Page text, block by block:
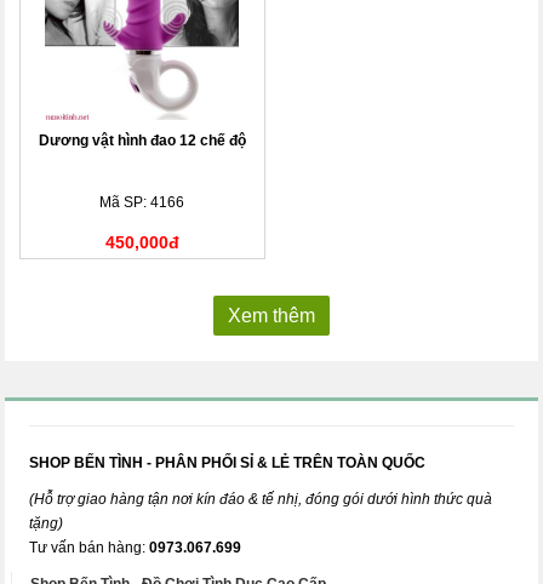
Dương vật hình đao 12 chế độ
Mã SP: 4166
450,000đ
Xem thêm
SHOP BẾN TÌNH - PHÂN PHỐI SỈ & LẺ TRÊN TOÀN QUỐC
(Hỗ trợ giao hàng tận nơi kín đáo & tế nhị, đóng gói dưới hình thức quà
tặng)
Tư vấn bán hàng:0973.067.699